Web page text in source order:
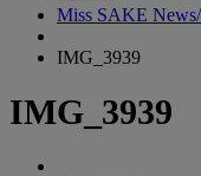
Miss SAKE
IMG_3939
IMG_3939